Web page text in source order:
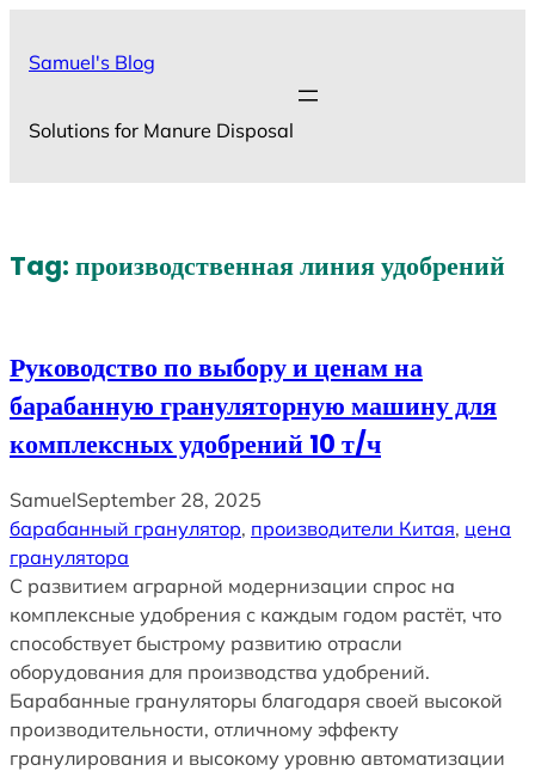
Samuel's Blog
Solutions for Manure Disposal
Tag:производственная линия удобрений
Руководство по выбору и ценам на
барабанную грануляторную машину для
комплексных удобрений 10 т/ч
SamuelSeptember 28, 2025
барабанный гранулятор, производители Китая, цена
гранулятора
С развитием аграрной модернизации спрос на
комплексные удобрения с каждым годом растёт, что
способствует быстрому развитию отрасли
оборудования для производства удобрений.
Барабанные грануляторы благодаря своей высокой
производительности, отличному эффекту
гранулирования и высокому уровню автоматизации